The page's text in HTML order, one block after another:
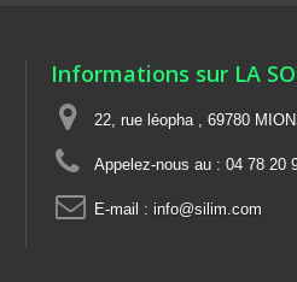
Informations sur LA
22, rue léopha , 69780
Appelez-nous au : 04 78 20
E-mail : info@silim.com